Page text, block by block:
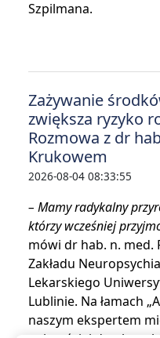
Szpilmana.
Zażywanie
zwiększa ryzyko
Rozmowa z dr
Krukowem
2026-08-04 08:33:55
– Mamy radykalny
którzy wcześniej
mówi dr hab. n. med.
Zakładu
Lekarskiego
Lublinie. Na łamach
naszym ekspertem